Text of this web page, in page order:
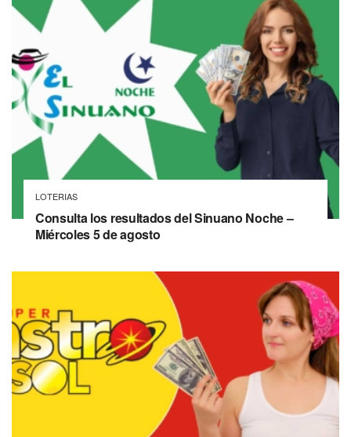
LOTERIAS
Consulta los resultados del Sinuano Noche –
Miércoles 5 de agosto